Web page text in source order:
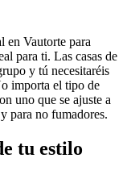
en Vautorte para
para ti. Las casas de
y tú necesitaréis
importa el tipo de
uno que se ajuste a
para no fumadores.
tu estilo